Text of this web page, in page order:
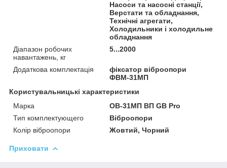
Насоси та насосні станції,
Верстати та обладнання,
Технічні агрегати,
Холодильники і холодильне
обладнання
Діапазон робочих
навантажень, кг
5...2000
Додаткова комплектація
фіксатор віброопори
ФВМ-31МП
Користувальницькі характеристики
Марка
ОВ-31МП ВП GB Pro
Тип комплектующего
Віброопори
Колір віброопори
Жовтий, Чорний
Приховати